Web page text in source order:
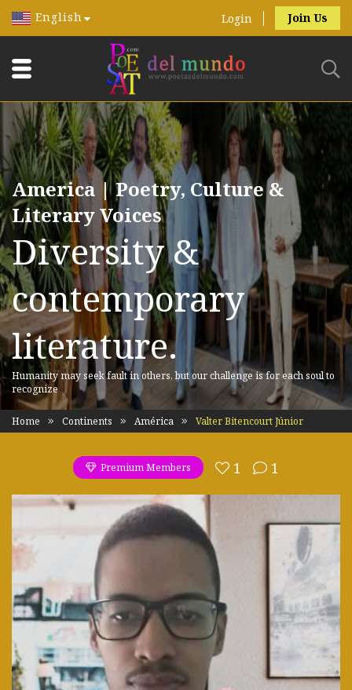
English Login Join Us
America | Poetry, Culture &
Literary Voices
Diversity &
contemporary
literature.
Humanity may seek fault in others, but our challenge is for each soul to
recognize
Home Continents América Valter Bitencourt Júnior
Premium Members 1 1